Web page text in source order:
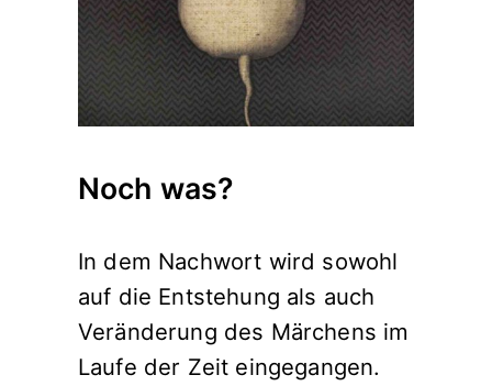
Noch was?
In dem Nachwort wird sowohl
auf die Entstehung als auch
Veränderung des Märchens im
Laufe der Zeit eingegangen.